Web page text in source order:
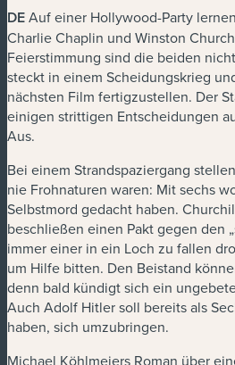
DEAuf einer Hollywood-Party
Charlie Chaplin und Winston
Feierstimmung sind die beiden
steckt in einem Scheidungskrieg
nächsten Film fertigzustellen. Der
einigen strittigen Entscheidungen
Aus.
Bei einem Strandspaziergang
nie Frohnaturen waren: Mit sechs
Selbstmord gedacht haben.
beschließen einen Pakt gegen den
immer einer in ein Loch zu fallen
um Hilfe bitten. Den Beistand
denn bald kündigt sich ein
Auch Adolf Hitler soll bereits als
haben, sich umzubringen.
Michael Köhlmeiers Roman über